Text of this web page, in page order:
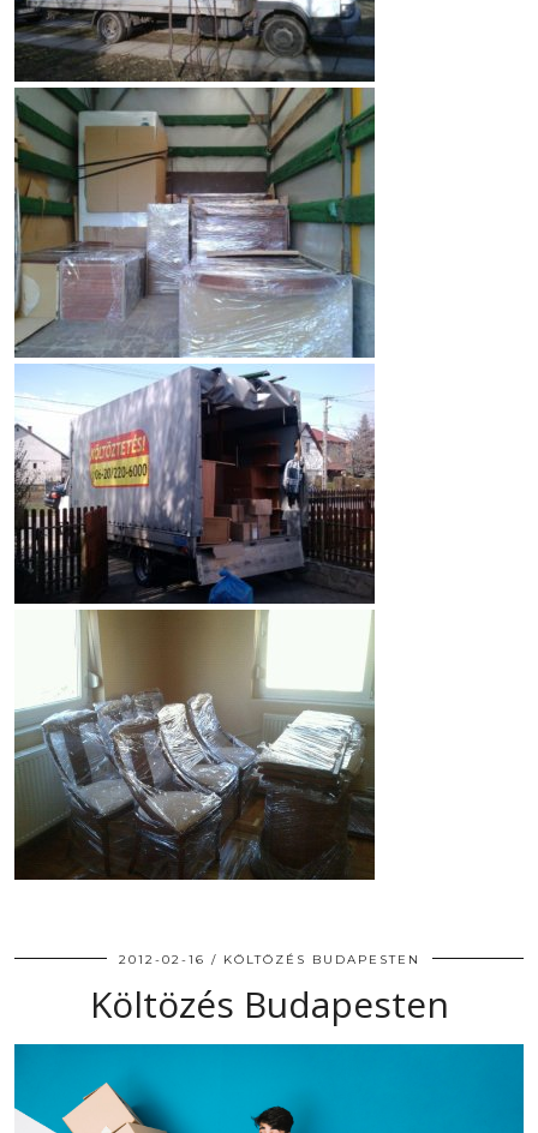
2012-02-16 KÖLTÖZÉS BUDAPESTEN
Költözés Budapesten